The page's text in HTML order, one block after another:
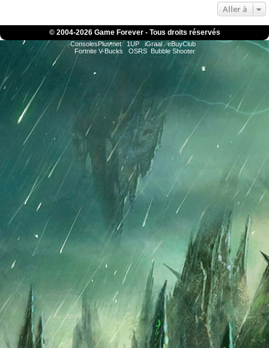
Aller à
© 2004-2026 Game Forever - Tous droits réservés
ConsolesPlus.net 1UP iGraal
eBuyClub
Fortnite V-Bucks
OSRS Bubble Shooter